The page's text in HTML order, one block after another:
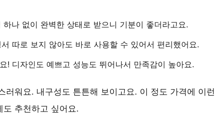
하나 없이 완벽한 상태로 받으니 기분이 좋더라고요.
서 따로 보지 않아도 바로 사용할 수 있어서 편리했어요.
! 디자인도 예쁘고 성능도 뛰어나서 만족감이 높아요.
러워요. 내구성도 튼튼해 보이고요. 이 정도 가격에 이런
도 추천하고 싶어요.